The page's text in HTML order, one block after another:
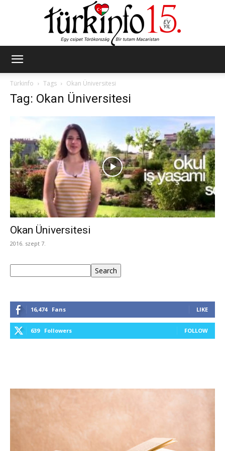
Türkinfo
Tags Okan Üniversitesi
Tag: Okan Üniversitesi
Okan Üniversitesi
2016. szept 7.
Search
16,474 Fans LIKE
639 Followers FOLLOW